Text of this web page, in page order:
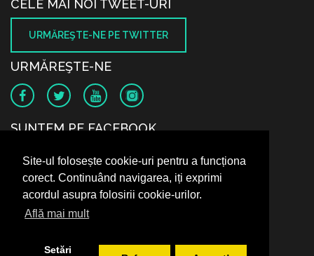
Site-ul folosește cookie-uri pentru a funcționa
corect. Continuând navigarea, iți exprimi
acordul asupra folosirii cookie-urilor.
Află mai mult
Setări
CELE MAI NOI TWEET-URI
URMĂREŞTE-NE PE TWITTER
URMĂREŞTE-NE
SUNTEM PE FACEBOOK